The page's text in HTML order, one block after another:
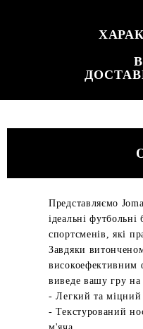
Представляємо
ідеальні
спортсменів, які
Завдяки
високоефективним
виведе вашу гру на
- Легкий та
- Текстурований